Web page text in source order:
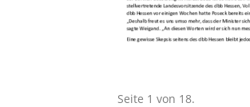
Seite 1 von 18.